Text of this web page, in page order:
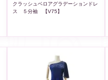
クラッシュベロアグラデーションドレ
ス ５分袖 【V75】